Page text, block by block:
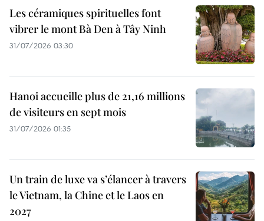
Les céramiques spirituelles font
vibrer le mont Bà Den à Tây Ninh
31/07/2026 03:30
Hanoi accueille plus de 21,16 millions
de visiteurs en sept mois ​
31/07/2026 01:35
Un train de luxe va s’élancer à travers
le Vietnam, la Chine et le Laos en
2027